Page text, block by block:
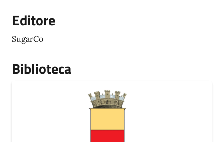
Editore
SugarCo
Biblioteca